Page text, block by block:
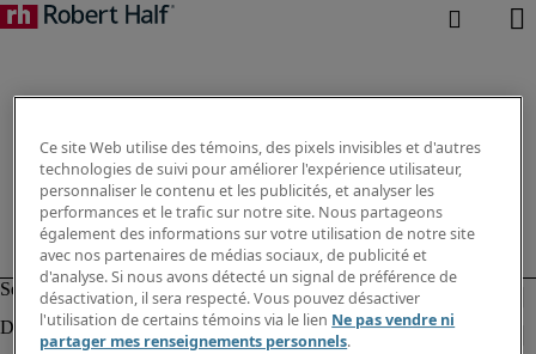
Ce site Web utilise des témoins, des pixels invisibles et d'autres
technologies de suivi pour améliorer l'expérience utilisateur,
personnaliser le contenu et les publicités, et analyser les
performances et le trafic sur notre site. Nous partageons
également des informations sur votre utilisation de notre site
avec nos partenaires de médias sociaux, de publicité et
d'analyse. Si nous avons détecté un signal de préférence de
désactivation, il sera respecté. Vous pouvez désactiver
l'utilisation de certains témoins via le lien Ne pas vendre ni
partager mes renseignements personnels.